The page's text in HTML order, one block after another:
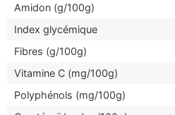
Amidon (g/100g)
Index glycémique
Fibres (g/100g)
Vitamine C (mg/100g)
Polyphénols (mg/100g)